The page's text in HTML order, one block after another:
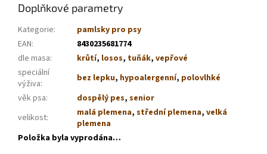
Doplňkové parametry
Kategorie:
pamlsky pro psy
EAN:
8430235681774
dle masa: krůtí, losos, tuňák, vepřové
speciální
výživa: bez lepku, hypoalergenní, polovlhké
věk psa: dospělý pes, senior
velikost: malá plemena, střední plemena, velká
plemena
Položka byla vyprodána…